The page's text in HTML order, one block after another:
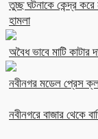
তুচ্ছ ঘটনাকে কেন্দ্র করে
হামলা
অবৈধ ভাবে মাটি কাটার
নবীনগর মডেল প্রেস
নবীনগরে বাজার থেকে